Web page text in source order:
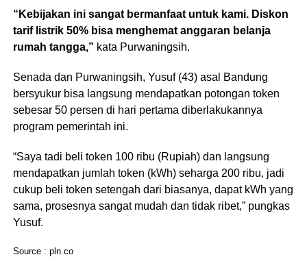
“Kebijakan ini sangat bermanfaat untuk kami. Diskon
tarif listrik 50% bisa menghemat anggaran belanja
rumah tangga,” kata Purwaningsih.
Senada dan Purwaningsih, Yusuf (43) asal Bandung
bersyukur bisa langsung mendapatkan potongan token
sebesar 50 persen di hari pertama diberlakukannya
program pemerintah ini.
“Saya tadi beli token 100 ribu (Rupiah) dan langsung
mendapatkan jumlah token (kWh) seharga 200 ribu, jadi
cukup beli token setengah dari biasanya, dapat kWh yang
sama, prosesnya sangat mudah dan tidak ribet,” pungkas
Yusuf.
Source : pln.co